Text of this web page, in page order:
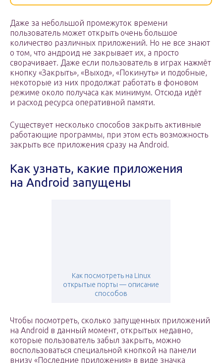
Даже за небольшой промежуток времени
пользователь может открыть очень большое
количество различных приложений. Но не все знают
о том, что андроид не закрывает их, а просто
сворачивает. Даже если пользователь в играх нажмёт
кнопку «Закрыть», «Выход», «Покинуть» и подобные,
некоторые из них продолжат работать в фоновом
режиме около получаса как минимум. Отсюда идёт
и расход ресурса оперативной памяти.
Существует несколько способов закрыть активные
работающие программы, при этом есть возможность
закрыть все приложения сразу на Android.
Как узнать, какие приложения
на Android запущены
Как посмотреть на Linux
открытые порты — описание
способов
Чтобы посмотреть, сколько запущенных приложений
на Android в данный момент, открытых недавно,
которые пользователь забыл закрыть, можно
воспользоваться специальной кнопкой на панели
внизу «Последние приложения» в виде значка